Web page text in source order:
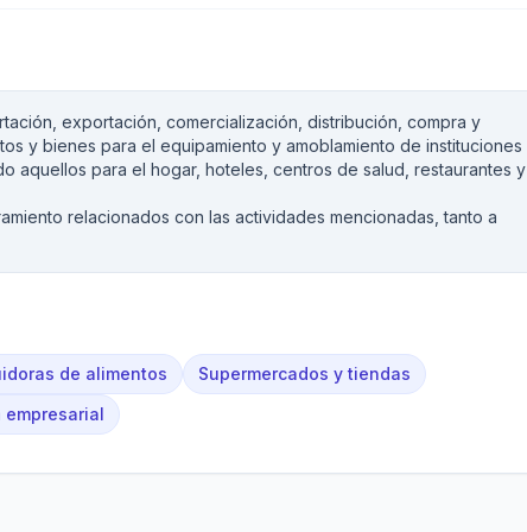
exportación, comercialización, distribución, compra y
y bienes para el equipamiento y amoblamiento de instituciones
aquellos para el hogar, hoteles, centros de salud, restaurantes y
relacionados con las actividades mencionadas, tanto a
de alimentos
Supermercados y tiendas
empresarial